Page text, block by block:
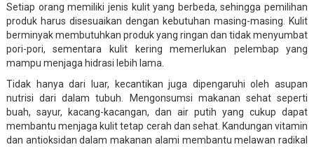
Setiap orang memiliki jenis kulit yang berbeda, sehingga pemilihan
produk harus disesuaikan dengan kebutuhan masing-masing. Kulit
berminyak membutuhkan produk yang ringan dan tidak menyumbat
pori-pori, sementara kulit kering memerlukan pelembap yang
mampu menjaga hidrasi lebih lama.
Tidak hanya dari luar, kecantikan juga dipengaruhi oleh asupan
nutrisi dari dalam tubuh. Mengonsumsi makanan sehat seperti
buah, sayur, kacang-kacangan, dan air putih yang cukup dapat
membantu menjaga kulit tetap cerah dan sehat. Kandungan vitamin
dan antioksidan dalam makanan alami membantu melawan radikal